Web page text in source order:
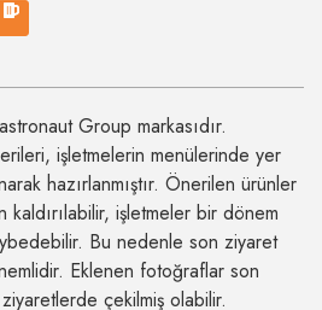
Group markasıdır.
işletmelerin menülerinde yer
hazırlanmıştır. Önerilen ürünler
işletmeler bir dönem
Bu nedenle son ziyaret
Eklenen fotoğraflar son
çekilmiş olabilir.